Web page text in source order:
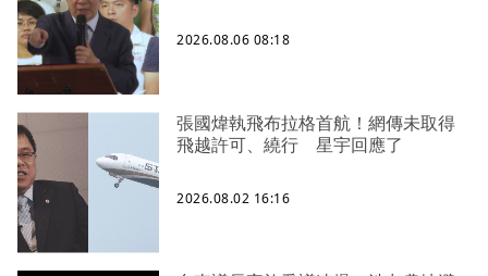
2026.08.06 08:18
張國煒執飛布拉格首航！網傳未取得
飛越許可、繞行 星宇回應了
2026.08.02 16:16